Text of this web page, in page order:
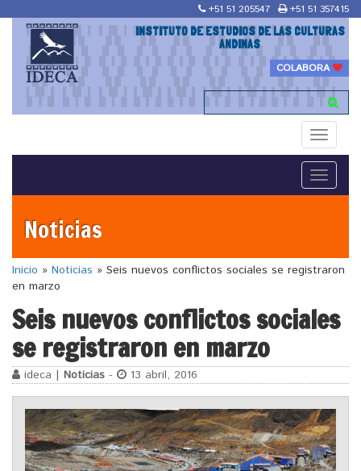
+51 51 205547 +51 51 357415
INSTITUTO DE ESTUDIOS DE LAS CULTURAS
ANDINAS
COLABORA
Toggle
Toggle
Noticias
Inicio » Noticias » Seis nuevos conflictos sociales se registraron
en marzo
Seis nuevos conflictos sociales
se registraron en marzo
ideca | Noticias - 13 abril, 2016